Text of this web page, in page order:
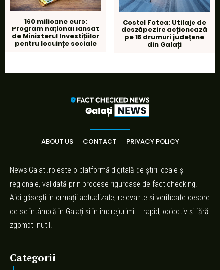
160 milioane euro:
Program național lansat
de Ministerul Investițiilor
pentru locuințe sociale
Costel Fotea: Utilaje de
deszăpezire acționează
pe 18 drumuri județene
din Galați
ABOUT US CONTACT PRIVACY POLICY
News-Galati.ro este o platformă digitală de știri locale și
regionale, validată prin procese riguroase de fact-checking.
Aici găsești informații actualizate, relevante și verificate despre
ce se întâmplă în Galați și în împrejurimi — rapid, obiectiv și fără
zgomot inutil.
Categorii